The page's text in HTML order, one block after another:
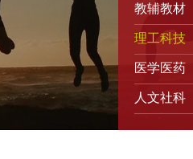
教辅教材
理工科技
医学医药
人文社科